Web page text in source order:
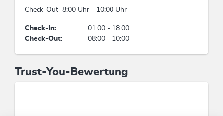
Lage
Bergbahn, Waldnähe, Ruhige Lage
Check-Out 8:00 Uhr - 10:00 Uhr
Check-In:
01:00 - 18:00
Check-Out:
08:00 - 10:00
Trust-You-Bewertung